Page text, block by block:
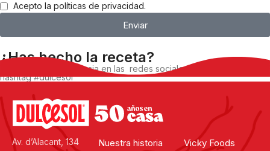
Acepto la políticas de privacidad.
Enviar
¿Has hecho la receta?
Comparte tu experiencia en las redes sociales, utilizando el
hashtag #dulcesol
@dulcesol
Av. d’Alacant, 134
Nuestra historia Vicky Foods